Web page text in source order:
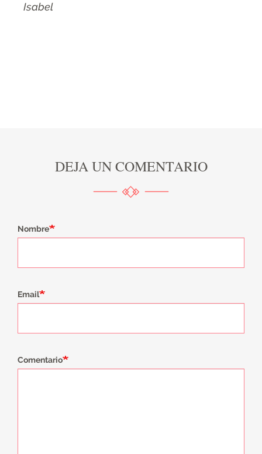
Isabel
DEJA UN COMENTARIO
Nombre
Email
Comentario